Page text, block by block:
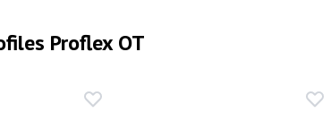
Proflex OT